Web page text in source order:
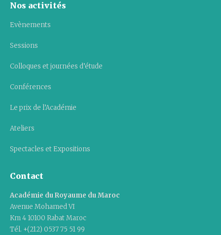
Nos activités
Evènements
Sessions
Colloques et journées d’étude
Conférences
Le prix de l’Académie
Ateliers
Spectacles et Expositions
Contact
Académie du Royaume du Maroc
Avenue Mohamed VI
Km 4 10100 Rabat Maroc
Tél. +(212) 0537 75 51 99